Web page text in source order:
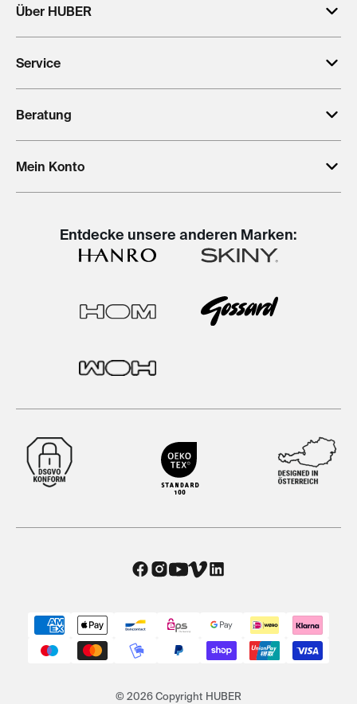
Über HUBER
Service
Beratung
Mein Konto
Entdecke unsere anderen Marken:
© 2026 Copyright HUBER